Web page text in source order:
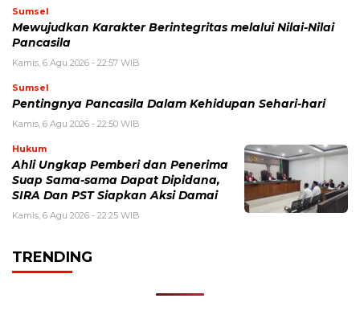
Sumsel
Mewujudkan Karakter Berintegritas melalui Nilai-Nilai
Pancasila
Kamis, 6 Agu 2026 - 22:57 WIB
Sumsel
Pentingnya Pancasila Dalam Kehidupan Sehari-hari
Kamis, 6 Agu 2026 - 22:50 WIB
Hukum
Ahli Ungkap Pemberi dan Penerima
Suap Sama-sama Dapat Dipidana,
SIRA Dan PST Siapkan Aksi Damai
Kamis, 6 Agu 2026 - 22:25 WIB
TRENDING